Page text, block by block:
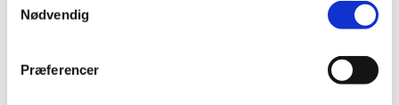
Nødvendig
Præferencer
Alle møder foregår i sognehuset med start 19:00.